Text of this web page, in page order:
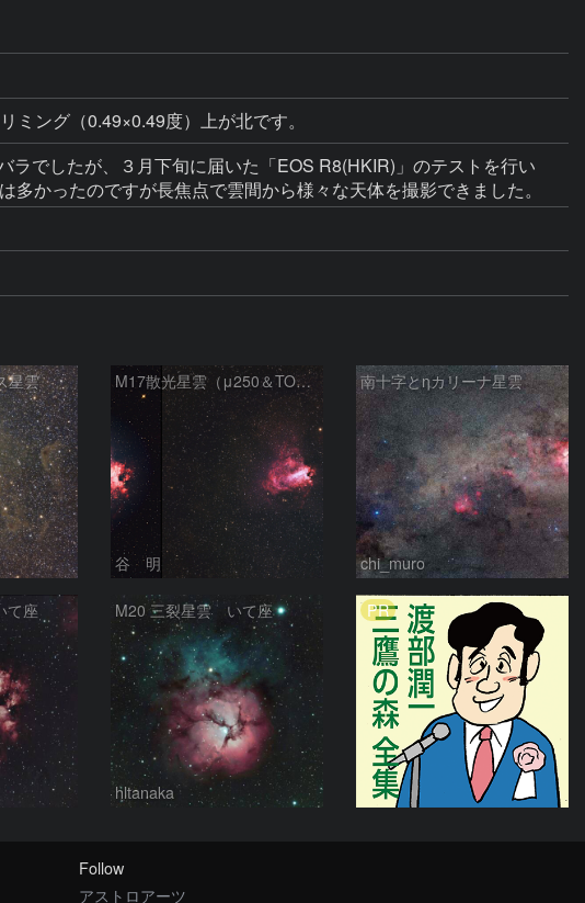
ング（0.49×0.49度）上が北です。
でしたが、３月下旬に届いた「EOS R8(HKIR)」のテストを行い
かったのですが長焦点で雲間から様々な天体を撮影できました。
星雲 M17散光星雲（μ250＆TOA130）
谷 明
南十字とηカリーナ星雲
chi_muro
て座 M20 三裂星雲 いて座
hltanaka
PR
Follow
アストロアーツ